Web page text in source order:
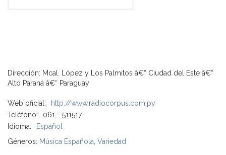
Dirección: Mcal. López y Los Palmitos â€“ Ciudad del Este â€“
Alto Paraná â€“ Paraguay
Web oficial:
http://www.radiocorpus.com.py
Teléfono:
061 - 511517
Idioma:
Español
Géneros: Música Española Variedad